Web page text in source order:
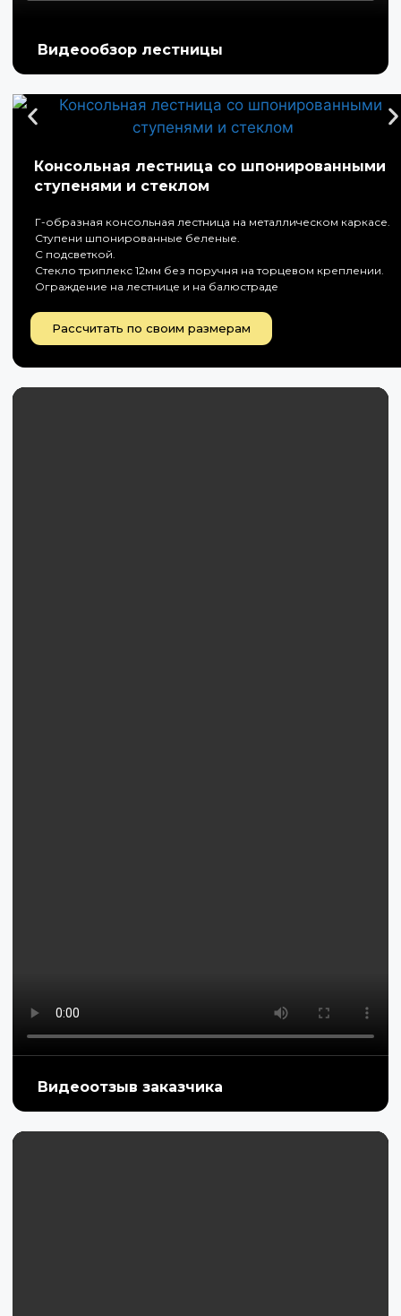
Видеообзор лестницы
Консольная лестница со шпонированными
ступенями и стеклом
Г-образная консольная лестница на металлическом каркасе.
Ступени шпонированные беленые.
С подсветкой.
Стекло триплекс 12мм без поручня на торцевом креплении.
Ограждение на лестнице и на балюстраде
Рассчитать по своим размерам
Видеоотзыв заказчика